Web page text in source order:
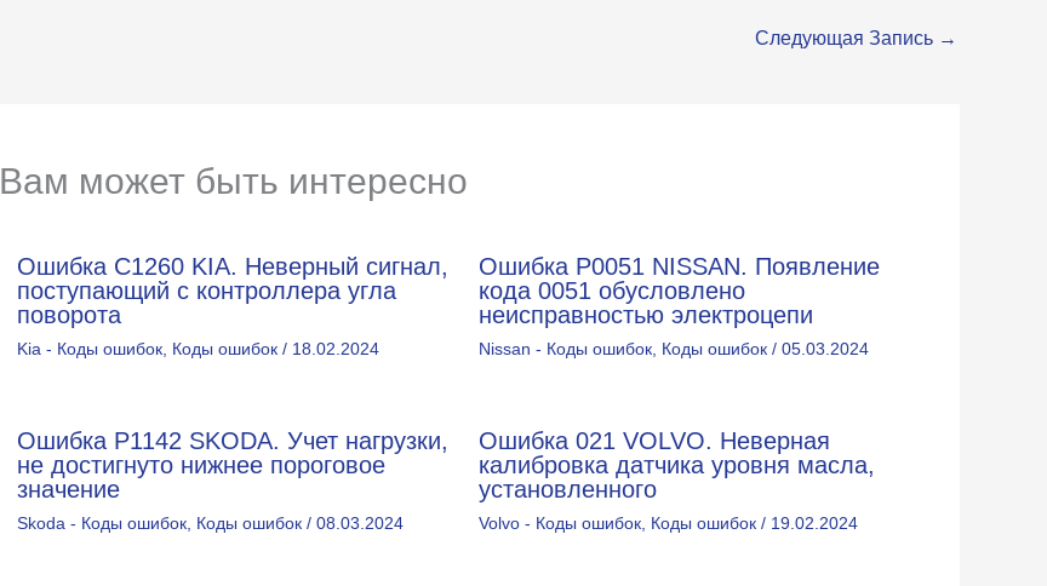
Следующая Запись →
Вам может быть интересно
Ошибка C1260 KIA. Неверный сигнал,
поступающий с контроллера угла
поворота
Kia - Коды ошибок, Коды ошибок/ 18.02.2024
Ошибка P0051 NISSAN. Появление
кода 0051 обусловлено
неисправностью электроцепи
Nissan - Коды ошибок, Коды ошибок /05.03.2024
Ошибка P1142 SKODA. Учет нагрузки,
не достигнуто нижнее пороговое
значение
Skoda - Коды ошибок, Коды ошибок/ 08.03.2024
Ошибка 021 VOLVO. Неверная
калибровка датчика уровня масла,
установленного
Volvo - Коды ошибок, Коды ошибок / 19.02.2024